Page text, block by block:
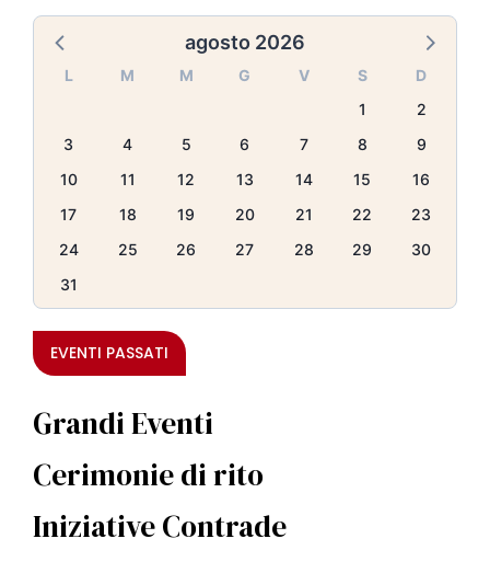
agosto 2026
L M M G V S
D
1
2
3
4 5 6 7 8
9
10
11 12 13 14 15
16
17
18 19 20 21 22
23
24
25 26 27 28 29
30
31
EVENTI PASSATI
Grandi Eventi
Cerimonie di rito
Iniziative Contrade